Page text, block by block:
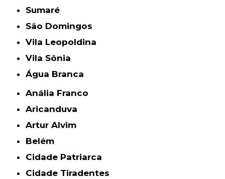
Sumaré
São Domingos
Vila Leopoldina
Vila Sônia
Água Branca
Anália Franco
Aricanduva
Artur Alvim
Belém
Cidade Patriarca
Cidade Tiradentes